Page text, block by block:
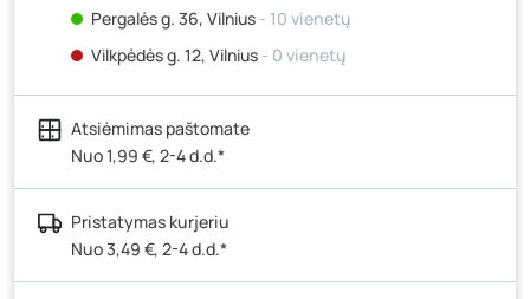
Pergalės g. 36, Vilnius - 10 vienetų
Vilkpėdės g. 12, Vilnius - 0 vienetų
Ateities g. 15, Vilnius- 0 vienetų
Kauno r., Narsiečių k., Vytauto g. 183, Kaunas
vienetų
Šilutės pl. 83A, Klaipėda- 12 vienetų
Pramonės g. 7, Šiauliai
Klaipėdos g. 170R, Panevėžys
Atsiėmimas paštomate
Nuo 1,99 €, 2-4 d.d.*
Pristatymas kurjeriu
Nuo 3,49 €, 2-4 d.d.*